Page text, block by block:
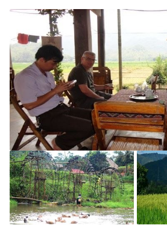
Rencontre des habitants locaux